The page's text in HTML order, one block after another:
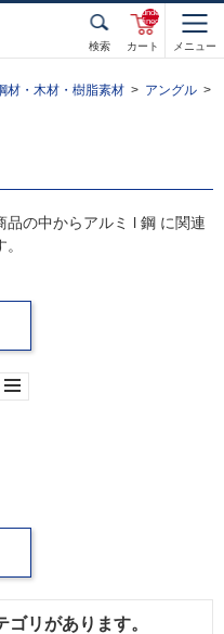
検索 カート
unde
fined
メニュー
材・木材・樹脂素材 アングル
の中からアルミ l 鋼 に関連
リがあります。